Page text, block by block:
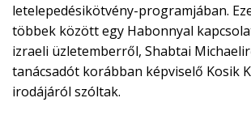
letelepedésikötvény-programjában.
többek között egy Habonnyal
izraeli üzletemberről, Shabtai
tanácsadót korábban képviselő Kosik
irodájáról szóltak.